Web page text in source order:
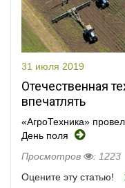
31 июля 2019
Отечественная
впечатлять
«АгроТехника»
День поля
Просмотров
: 1223
Оцените эту статью!